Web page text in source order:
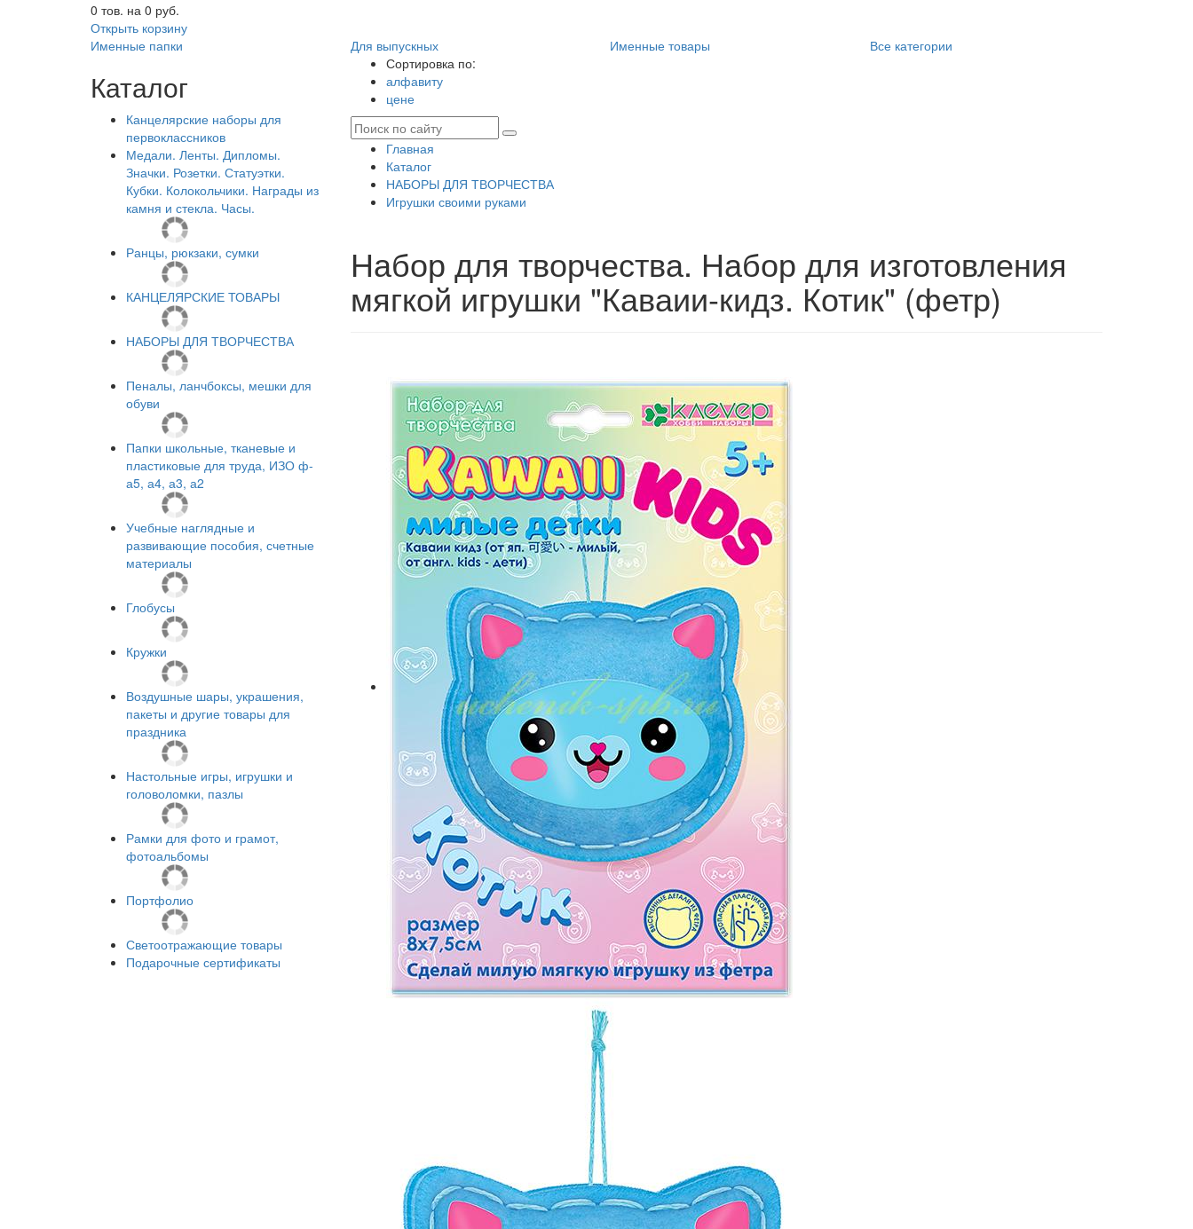
0 тов. на 0 руб.
Открыть корзину
Именные папки
Для выпускных Именные товары Все категории
Каталог
Канцелярские наборы для
первоклассников
Медали. Ленты. Дипломы.
Значки. Розетки. Статуэтки.
Кубки. Колокольчики. Награды из
камня и стекла. Часы.
Ранцы, рюкзаки, сумки
КАНЦЕЛЯРСКИЕ ТОВАРЫ
НАБОРЫ ДЛЯ ТВОРЧЕСТВА
Пеналы, ланчбоксы, мешки для
обуви
Папки школьные, тканевые и
пластиковые для труда, ИЗО ф-
а5, а4, а3, а2
Учебные наглядные и
развивающие пособия, счетные
материалы
Глобусы
Кружки
Воздушные шары, украшения,
пакеты и другие товары для
праздника
Настольные игры, игрушки и
головоломки, пазлы
Рамки для фото и грамот,
фотоальбомы
Портфолио
Светоотражающие товары
Подарочные сертификаты
Сортировка по:
алфавиту
цене
Главная
Каталог
НАБОРЫ ДЛЯ ТВОРЧЕСТВА
Игрушки своими руками
Набор для творчества. Набор для изготовления
мягкой игрушки "Каваии-кидз. Котик" (фетр)